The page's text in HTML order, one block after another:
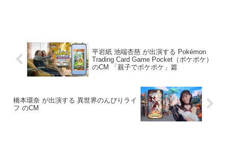
平岩紙 池端杏慈 が出演する Pokémon
Trading Card Game Pocket（ポケポケ）
のCM 「親子でポケポケ」篇
橋本環奈 が出演する 異世界のんびりライ
フ のCM